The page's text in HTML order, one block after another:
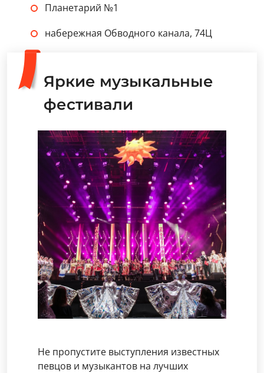
Планетарий №1
набережная Обводного канала, 74Ц
Яркие музыкальные
фестивали
Не пропустите выступления известных
певцов и музыкантов на лучших